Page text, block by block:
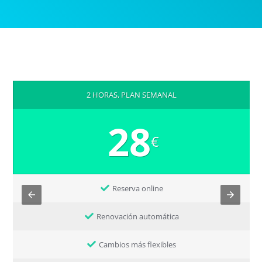
2 HORAS, PLAN SEMANAL
28€
Reserva online
Renovación automática
Cambios más flexibles